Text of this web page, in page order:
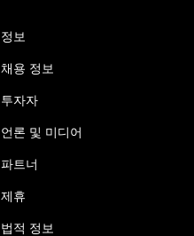
정보
채용 정보
투자자
언론 및 미디어
파트너
제휴
법적 정보